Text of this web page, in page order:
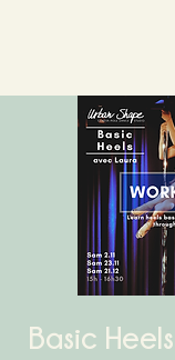
Basic